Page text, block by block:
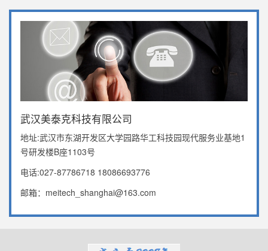
武汉美泰克科技有限公司
地址:武汉市东湖开发区大学园路华工科技园现代服务业基地1
号研发楼B座1103号
电话:027-87786718 18086693776
邮箱：meitech_shanghai@163.com